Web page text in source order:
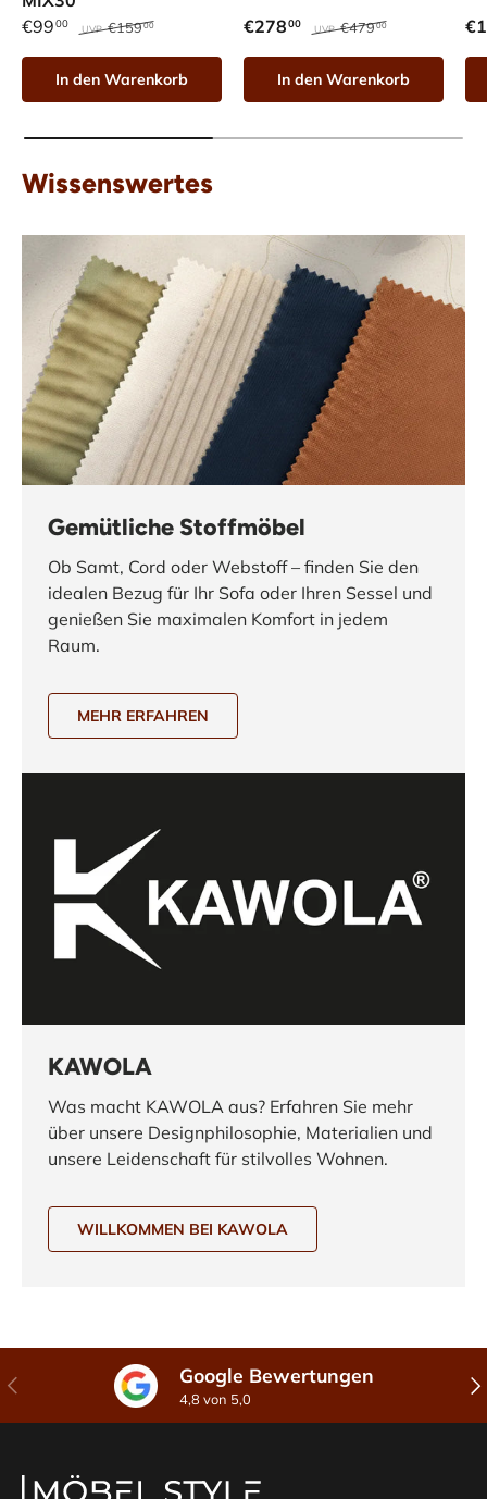
€9900 UVP €15900
In den Warenkorb
€27800 UVP €47900
In den Warenkorb
Wissenswertes
Gemütliche Stoffmöbel
Ob Samt, Cord oder Webstoff – finden Sie den
idealen Bezug für Ihr Sofa oder Ihren Sessel und
genießen Sie maximalen Komfort in jedem
Raum.
MEHR ERFAHREN
KAWOLA
Was macht KAWOLA aus? Erfahren Sie mehr
über unsere Designphilosophie, Materialien und
unsere Leidenschaft für stilvolles Wohnen.
WILLKOMMEN BEI KAWOLA
Vorherige Google Bewertungen
4,8 von 5,0